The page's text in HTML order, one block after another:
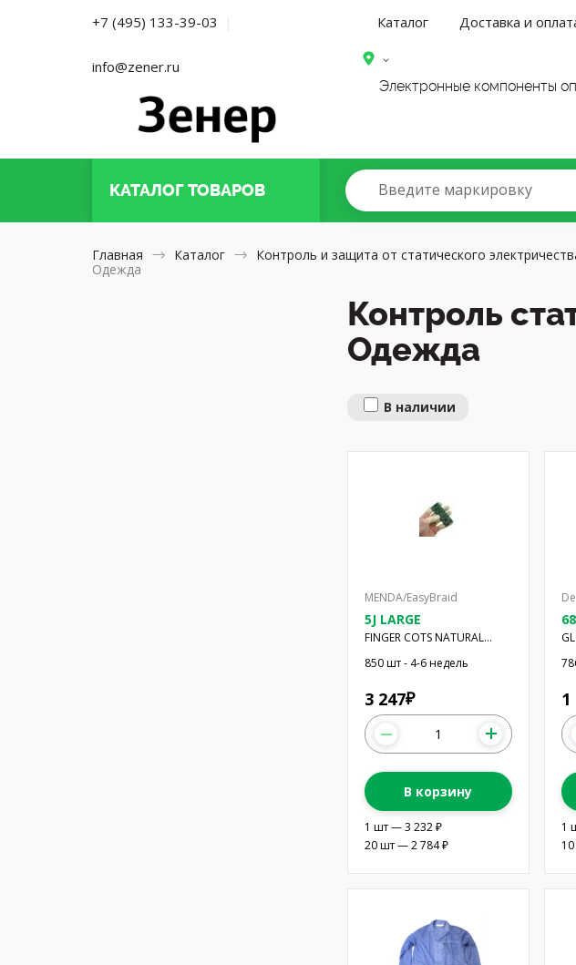
+7 (495) 133-39-03 |
info@zener.ru
Каталог Доставка и
Москва
Электронные компоненты
КАТАЛОГТОВАРОВ Введите маркировку
Главная Каталог Контроль и защита от статического
Одежда
Контроль
Одежда
В наличии
MENDA/EasyBraid
5J LARGE
FINGER COTS NATURAL
LARGE 720PC
850 шт - 4-6 недель
3 247₽
В корзину
1 шт — 3 232 ₽
20 шт — 2 784 ₽
1
1